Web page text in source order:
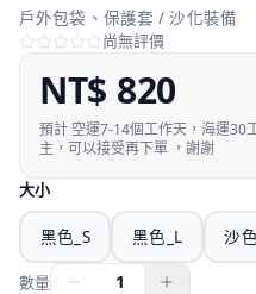
戶外包袋、保護套 / 沙化裝備
尚無評價
NT$ 820
預計 空運7-14個工作天，海運30
主，可以接受再下單 ，謝謝
大小
黑色_S 黑色_L 沙
數量 1